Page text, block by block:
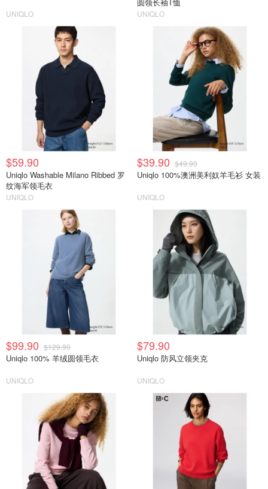
UNIQLO UNIQLO
$59.90
Uniqlo Washable Milano Ribbed 罗
纹海军领毛衣
UNIQLO
$39.90 $49.90
Uniqlo 100%澳洲美利奴羊毛衫 女装
UNIQLO
$99.90 $129.90
Uniqlo 100% 羊绒圆领毛衣
UNIQLO
$79.90
Uniqlo 防风立领夹克
UNIQLO